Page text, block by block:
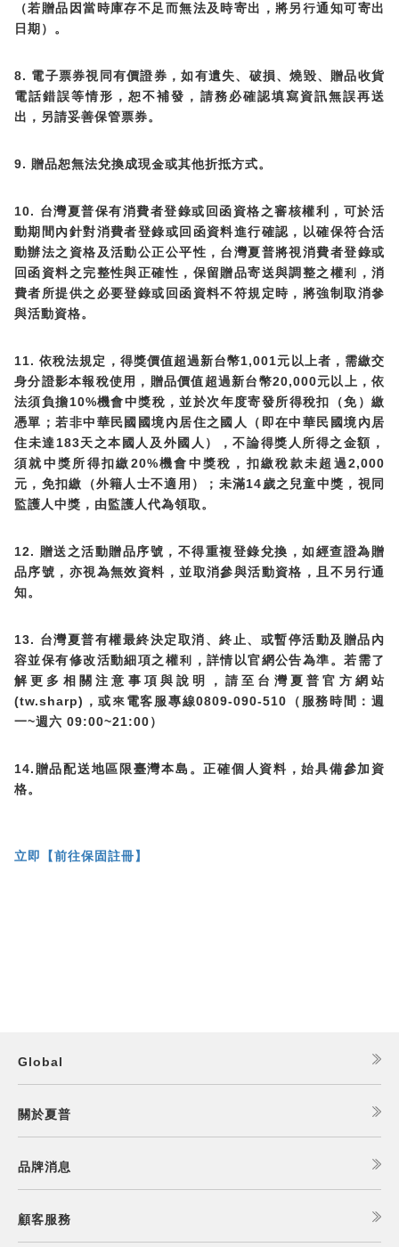
（若贈品因當時庫存不足⽽無法及時寄出，將另行通知可寄出
⽇ 期）。
8. 電子票券視同有價證券，如有遺失、破損、燒毀、贈品收貨
電話錯誤等情形，恕不補發，請務必確認填寫資訊無誤再送
出，另請妥善保管票券。
9. 贈品恕無法兌換成現金或其他折抵⽅式。
10. 台灣夏普保有消費者登錄或回函資格之審核權利，可於活
動期間內針對消費者登錄或回函資料進⾏確認，以確保符合活
動辦法之資格及活動公正公平性，台灣夏普將視消費者登錄或
回函資料之完整性與正確性，保留贈品寄送與調整之權利，消
費者所提供之必要登錄或回函資料不符規定時，將強制取消參
與活動資格。
11.依稅法規定，得獎價值超過新台幣1,001元以上者，需繳交
身分證影本報稅使用，贈品價值超過新台幣20,000元以上，依
法須負擔 10%機會中獎稅，並於次年度寄發所得稅扣（免）繳
憑單；若非中華民國國境內居住之國人（即在中華民國境內居
住未達 183天之本國人及外國人），不論得獎人所得之金額，
須就中獎所得扣繳 20%機會中獎稅，扣繳稅款未超過2,000
元，免扣繳（外籍人士不適用）；未滿14 歲之兒童中獎，視同
監護人中獎，由監護人代為領取。
12. 贈送之活動贈品序號，不得重複登錄兌換，如經查證為贈
品序號，亦視為無效資料，並取消參與活動資格，且不另行通
知。
13. 台灣夏普有權最終決定取消、終止、或暫停活動及贈品內
容並保有修改活動細項之權利，詳情以官網公告為準。若需了
解更多相關注意事項與說明，請至台灣夏普官方網站
(tw.sharp) ，或來電客服專線0809-090-510 （服務時間：週
一~週六 09:00~21:00 ）
14. 贈品配送地區限臺灣本島。正確個人資料，始具備參加資
格。
立即【前往保固註冊】
Global
關於夏普
品牌消息
顧客服務